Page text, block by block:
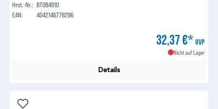
Hrst.-Nr.: BT084910
EAN:
4042146778296
32,37 €* UVP
Nicht auf Lager
Details